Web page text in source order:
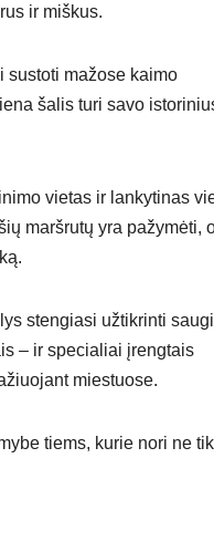
ir miškus.
sustoti mažose kaimo
šalis turi savo
vietas ir lankytinas
maršrutų yra pažymėti,
stengiasi užtikrinti
– ir specialiai įrengtais
miestuose.
tiems, kurie nori ne tik